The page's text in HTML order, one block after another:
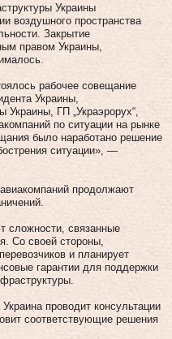
Украины
воздушного пространства
Закрытие
правом Украины,
рабочее совещание
Украины,
Украины, ГП „Украэрорух“,
по ситуации на рынке
было наработано решение
ситуации», —
продолжают
сложности, связанные
Со своей стороны,
и планирует
гарантии для поддержки
проводит консультации
соответствующие решения